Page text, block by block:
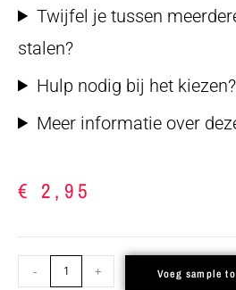
Twijfel je tussen
stalen?
Hulp nodig bij het kiezen?
Meer informatie over
€ 2,95
- + Voeg sample